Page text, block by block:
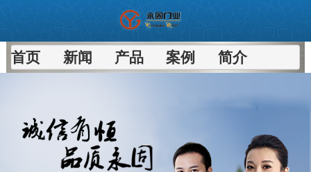
首页 新闻 产品 案例 简介